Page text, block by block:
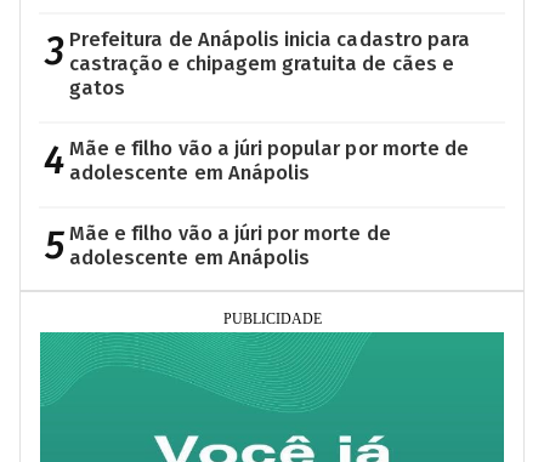
3 Prefeitura de Anápolis inicia cadastro para
castração e chipagem gratuita de cães e
gatos
4 Mãe e filho vão a júri popular por morte de
adolescente em Anápolis
5 Mãe e filho vão a júri por morte de
adolescente em Anápolis